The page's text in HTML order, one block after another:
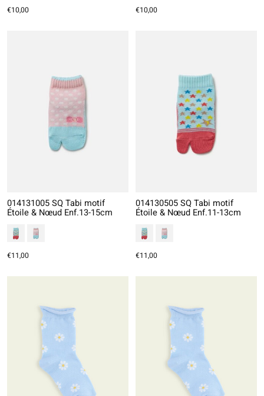
€10,00 €10,00
014131005 SQ Tabi motif
Étoile & Nœud Enf.13-15cm
€11,00
014130505 SQ Tabi motif
Étoile & Nœud Enf.11-13cm
€11,00